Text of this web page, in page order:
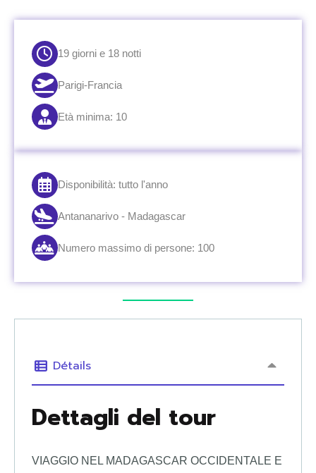
19 giorni e 18 notti
Parigi-Francia
Età minima: 10
Disponibilità: tutto l'anno
Antananarivo - Madagascar
Numero massimo di persone: 100
Détails
Dettagli del tour
VIAGGIO NEL MADAGASCAR OCCIDENTALE E